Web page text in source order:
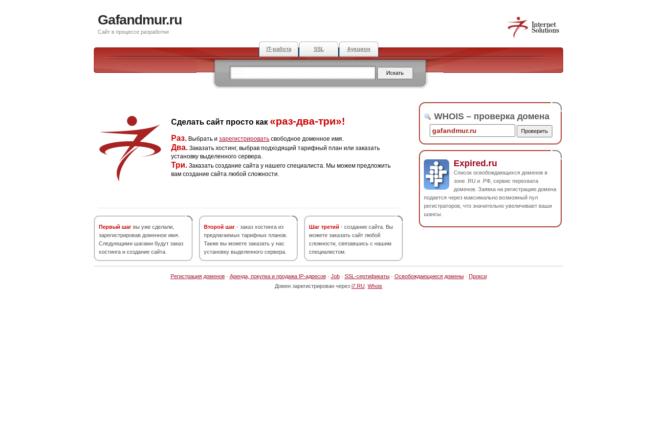
Gafandmur.ru
Сайт в процессе разработки
IT-работа SSL Аукцион
Сделать сайт просто как «раз-два-три»!
Раз. Выбрать и зарегистрировать свободное доменное имя.
Два. Заказать хостинг, выбрав подходящий тарифный план или заказать
установку выделенного сервера.
Три. Заказать создание сайта у нашего специалиста. Мы можем предложить
вам создание сайта любой сложности.
Первый шаг вы уже сделали,
зарегистрировав доменное имя.
Следующими шагами будут заказ
хостинга и создание сайта.
Второй шаг - заказ хостинга из
предлагаемых тарифных планов.
Также вы можете заказать у нас
установку выделенного сервера.
Шаг третий - создание сайта. Вы
можете заказать сайт любой
сложности, связавшись с нашим
специалистом.
WHOIS – проверка домена
Expired.ru
Список освобождающихся доменов в
зоне .RU и .РФ, сервис перехвата
доменов. Заявка на регистрацию домена
подается через максимально возможный пул
регистраторов, что значительно увеличивает ваши
шансы.
Регистрация доменов· Аренда, покупка и продажа IP-адресов· Job· SSL-сертификаты· Освобождающиеся домены· Прокси
Домен зарегистрирован через i7.RU Whois